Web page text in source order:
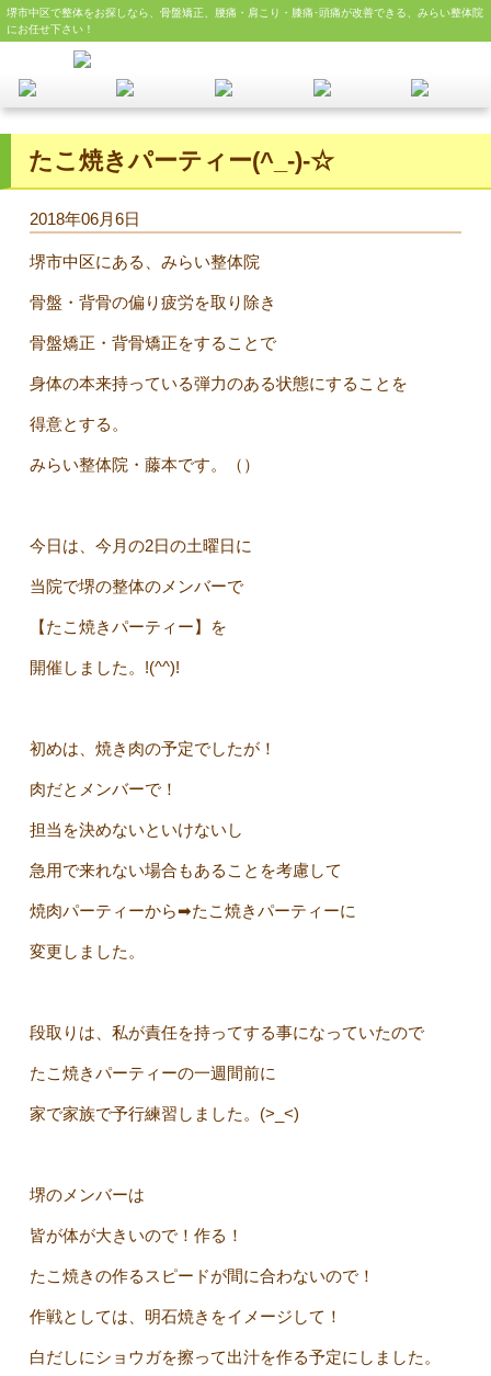
堺市中区で整体をお探しなら、骨盤矯正、腰痛・肩こり・膝痛･頭痛が改善できる、みらい整体院
にお任せ下さい！
たこ焼きパーティー(^_-)-☆
2018年06月6日
堺市中区にある、みらい整体院
骨盤・背骨の偏り疲労を取り除き
骨盤矯正・背骨矯正をすることで
身体の本来持っている弾力のある状態にすることを
得意とする。
みらい整体院・藤本です。（）
今日は、今月の2日の土曜日に
当院で堺の整体のメンバーで
【たこ焼きパーティー】を
開催しました。!(^^)!
初めは、焼き肉の予定でしたが！
肉だとメンバーで！
担当を決めないといけないし
急用で来れない場合もあることを考慮して
焼肉パーティーから➡たこ焼きパーティーに
変更しました。
段取りは、私が責任を持ってする事になっていたので
たこ焼きパーティーの一週間前に
家で家族で予行練習しました。(>_<)
堺のメンバーは
皆が体が大きいので！作る！
たこ焼きの作るスピードが間に合わないので！
作戦としては、明石焼きをイメージして！
白だしにショウガを擦って出汁を作る予定にしました。